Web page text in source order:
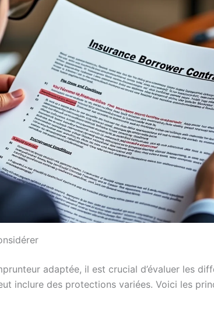
adaptée, il est crucial d’évaluer les
inclure des protections variées. Voici les